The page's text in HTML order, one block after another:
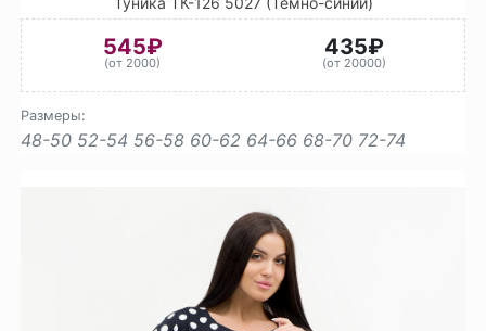
545₽
(от 2000)
435₽
(от 20000)
Размеры:
48-50 52-54 56-58 60-62 64-66 68-70 72-74